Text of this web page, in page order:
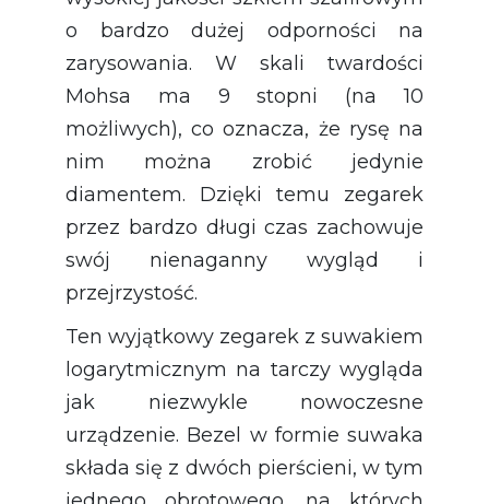
o bardzo dużej odporności na
zarysowania. W skali twardości
Mohsa ma 9 stopni (na 10
możliwych), co oznacza, że rysę na
nim można zrobić jedynie
diamentem. Dzięki temu zegarek
przez bardzo długi czas zachowuje
swój nienaganny wygląd i
przejrzystość.
Ten wyjątkowy zegarek z suwakiem
logarytmicznym na tarczy wygląda
jak niezwykle nowoczesne
urządzenie. Bezel w formie suwaka
składa się z dwóch pierścieni, w tym